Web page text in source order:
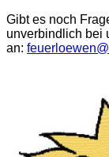
Gibt es noch
unverbindlich bei
an: